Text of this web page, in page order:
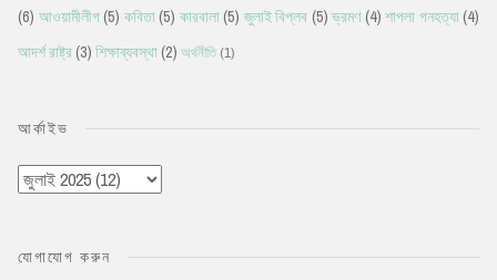
(6) আওয়ামীলীগ (5) কবিতা (5) কারবালা (5) জুলাই বিপ্লব (5) ভ্রমণ (4) শাপলা গনহত্যা (4)
আদর্শ রাষ্ট্র (3) শিক্ষাব্যবস্থা (2) অর্থনীতি (1)
আর্কাইভ
যোগাযোগ করুন